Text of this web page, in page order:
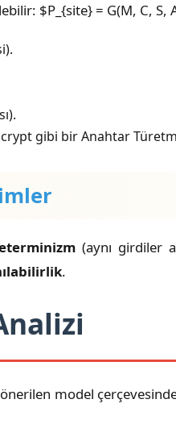
$P_{site} = G(M, C, S,
gibi bir Anahtar
(aynı girdiler
.
model